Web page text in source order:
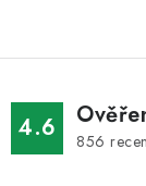
ZNAČKY
4.6 856